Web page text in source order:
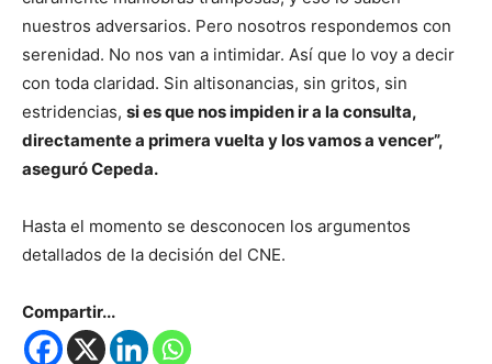
nuestros adversarios. Pero nosotros respondemos con
serenidad. No nos van a intimidar. Así que lo voy a decir
con toda claridad. Sin altisonancias, sin gritos, sin
estridencias, si es que nos impiden ir a la consulta,
directamente a primera vuelta y los vamos a vencer”,
aseguró Cepeda.
Hasta el momento se desconocen los argumentos
detallados de la decisión del CNE.
Compartir...